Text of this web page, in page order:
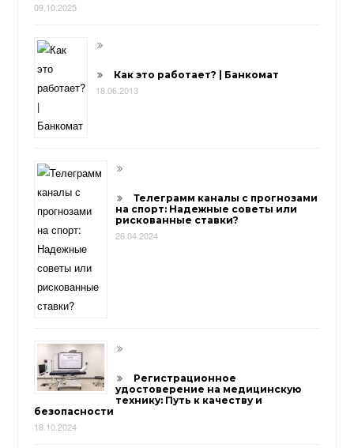
09.10.2025
Как это работает? | Банкомат
18.06.2013
Телеграмм каналы с прогнозами
на спорт: Надежные советы или
рискованные ставки?
26.04.2024
Регистрационное
удостоверение на медицинскую
технику: Путь к качеству и
безопасности
18.10.2024